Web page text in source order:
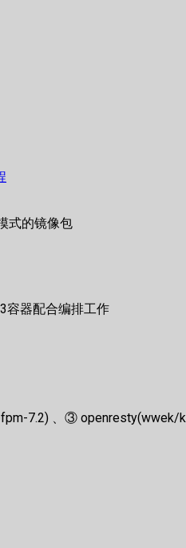
式的镜像包
容器配合编排工作
7.2) 、③ openresty(wwek/